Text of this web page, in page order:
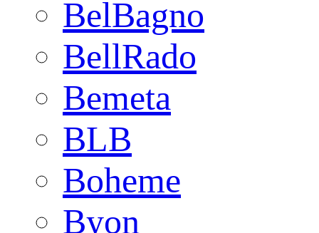
BelBagno
BellRado
Bemeta
BLB
Boheme
Byon